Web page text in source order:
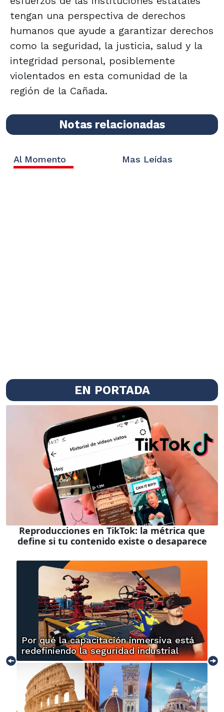
tengan una perspectiva de derechos
humanos que ayude a garantizar derechos
como la seguridad, la justicia, salud y la
integridad personal, posiblemente
violentados en esta comunidad de la
región de la Cañada.
Notas relacionadas
Al Momento Mas Leídas
EN PORTADA
Reproducciones en TikTok: la métrica que
define si tu contenido existe o desaparece
Por qué la capacitación inmersiva está
redefiniendo la seguridad industrial